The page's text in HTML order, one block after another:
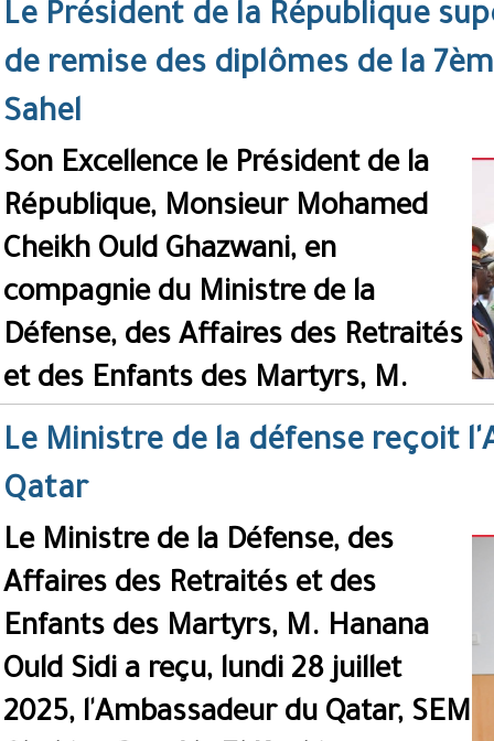
Le Président de la République
de remise des diplômes de la
Sahel
Son Excellence le Président de la
République, Monsieur Mohamed
Cheikh Ould Ghazwani, en
compagnie du Ministre de la
Défense, des Affaires des Retraités
et des Enfants des Martyrs, M.
Le Ministre de la défense reçoit
Qatar
Le Ministre de la Défense, des
Affaires des Retraités et des
Enfants des Martyrs, M. Hanana
Ould Sidi a reçu, lundi 28 juillet
2025, l'Ambassadeur du Qatar, SEM